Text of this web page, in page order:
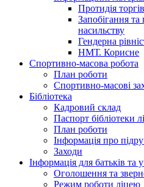
Протидія
Запобігання
насильству
Гендерна
НМТ. Корисне
Спортивно-масова робота
План роботи
Спортивно-масові
Бібліотека
Кадровий склад
Паспорт бібліотеки
План роботи
Інформація про
Заходи
Інформація для батьків та
Оголошення та
Режим роботи ліцею